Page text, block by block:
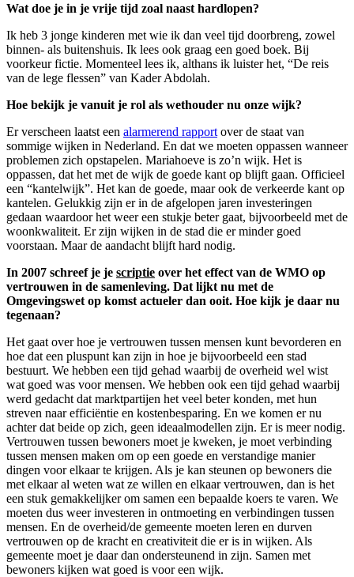
Wat doe je in je vrije tijd zoal naast hardlopen?
Ik heb 3 jonge kinderen met wie ik dan veel tijd doorbreng, zowel
binnen- als buitenshuis. Ik lees ook graag een goed boek. Bij
voorkeur fictie. Momenteel lees ik, althans ik luister het, “De reis
van de lege flessen” van Kader Abdolah.
Hoe bekijk je vanuit je rol als wethouder nu onze wijk?
Er verscheen laatst een alarmerend rapport over de staat van
sommige wijken in Nederland. En dat we moeten oppassen wanneer
problemen zich opstapelen. Mariahoeve is zo’n wijk. Het is
oppassen, dat het met de wijk de goede kant op blijft gaan. Officieel
een “kantelwijk”. Het kan de goede, maar ook de verkeerde kant op
kantelen. Gelukkig zijn er in de afgelopen jaren investeringen
gedaan waardoor het weer een stukje beter gaat, bijvoorbeeld met de
woonkwaliteit. Er zijn wijken in de stad die er minder goed
voorstaan. Maar de aandacht blijft hard nodig.
In 2007 schreef je je scriptie over het effect van de WMO op
vertrouwen in de samenleving. Dat lijkt nu met de
Omgevingswet op komst actueler dan ooit. Hoe kijk je daar nu
tegenaan?
Het gaat over hoe je vertrouwen tussen mensen kunt bevorderen en
hoe dat een pluspunt kan zijn in hoe je bijvoorbeeld een stad
bestuurt. We hebben een tijd gehad waarbij de overheid wel wist
wat goed was voor mensen. We hebben ook een tijd gehad waarbij
werd gedacht dat marktpartijen het veel beter konden, met hun
streven naar efficiëntie en kostenbesparing. En we komen er nu
achter dat beide op zich, geen ideaalmodellen zijn. Er is meer nodig.
Vertrouwen tussen bewoners moet je kweken, je moet verbinding
tussen mensen maken om op een goede en verstandige manier
dingen voor elkaar te krijgen. Als je kan steunen op bewoners die
met elkaar al weten wat ze willen en elkaar vertrouwen, dan is het
een stuk gemakkelijker om samen een bepaalde koers te varen. We
moeten dus weer investeren in ontmoeting en verbindingen tussen
mensen. En de overheid/de gemeente moeten leren en durven
vertrouwen op de kracht en creativiteit die er is in wijken. Als
gemeente moet je daar dan ondersteunend in zijn. Samen met
bewoners kijken wat goed is voor een wijk.